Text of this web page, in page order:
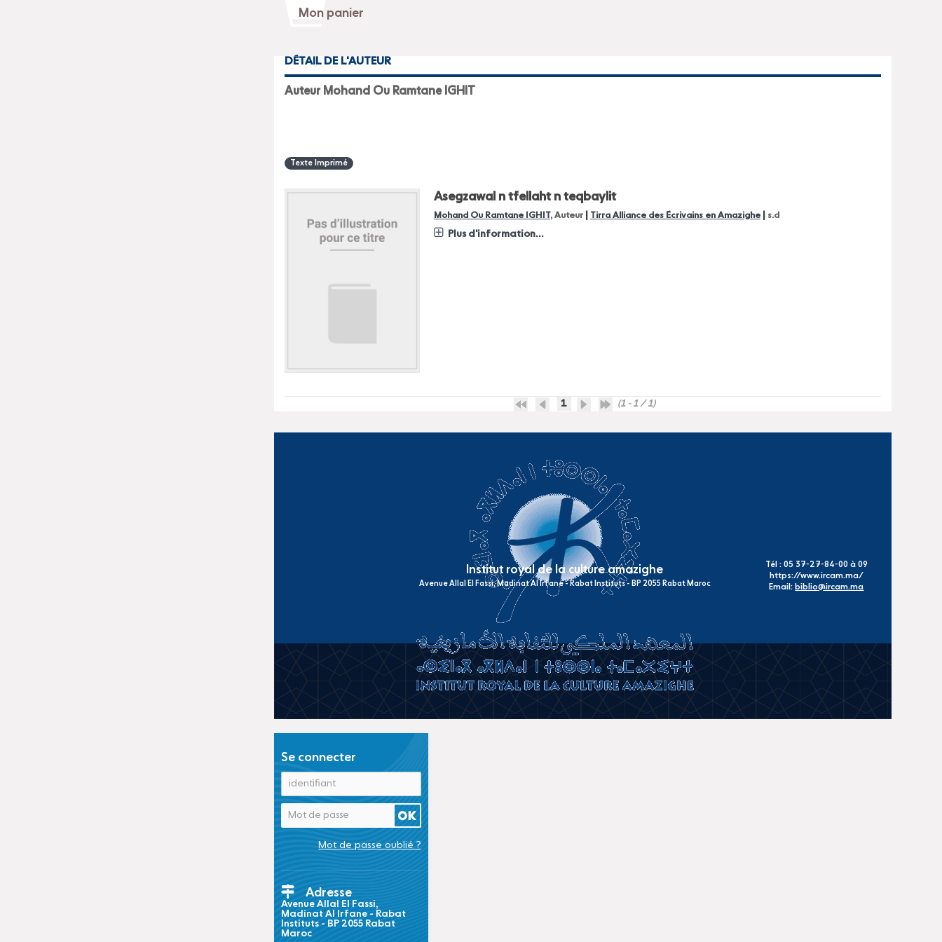
DÉTAIL DE L'AUTEUR
Auteur Mohand Ou Ramtane IGHIT
Texte Imprimé
Asegzawal n tfellaht n teqbaylit
Mohand Ou Ramtane IGHIT, Auteur Tirra Alliance des Écrivains en Amazighe| s.d
Plus d'information...
1 (1 - 1 / 1)
Institut royal de la culture amazighe
Avenue Allal El Fassi, Madinat Al Irfane - Rabat Instituts - BP 2055 Rabat Maroc
Tél : 05 37-27-84-00 à 09
https://www.ircam.ma/
Email: biblio@ircam.ma
Se connecter
Mot de passe oublié ?
Adresse
Avenue Allal El Fassi,
Madinat Al Irfane - Rabat
Instituts - BP 2055 Rabat
Maroc